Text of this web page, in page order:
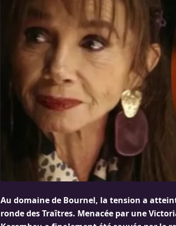
Au domaine de Bournel, la tension a
ronde des Traîtres. Menacée par une